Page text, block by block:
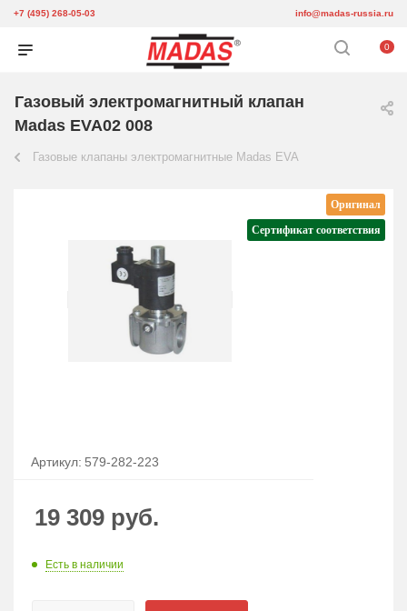
+7 (495) 268-05-03 info@madas-russia.ru
0
Газовый электромагнитный клапан
Madas EVA02 008
Газовые клапаны электромагнитные Madas EVA
Оригинал
Сертификат соответствия
Артикул: 579-282-223
19 309 руб.
Есть в наличии